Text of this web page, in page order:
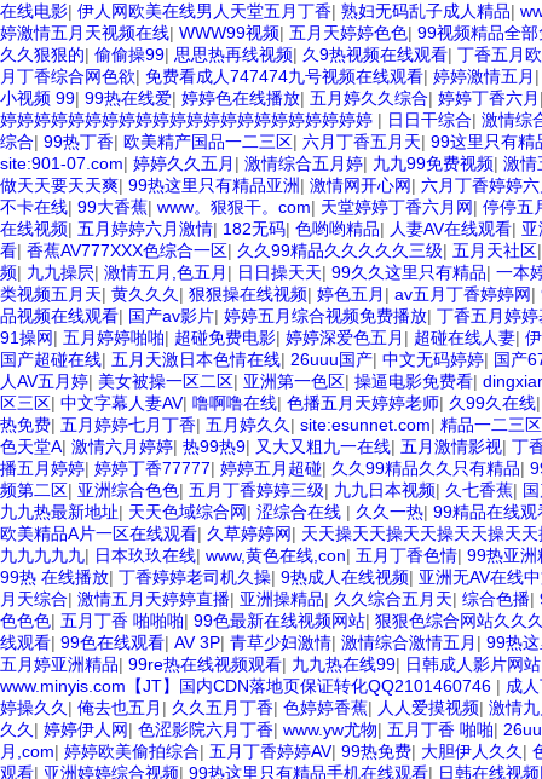
在线电影| 伊人网欧美在线男人天堂五月丁香| 熟妇无码乱子成人精品|
婷激情五月天视频在线| WWW99视频| 五月天婷婷色色| 99视频精品全
久久狠狠的| 偷偷操99| 思思热再线视频| 久9热视频在线观看| 丁香五月
月丁香综合网色欲| 免费看成人747474九号视频在线观看| 婷婷激情五月
小视频 99| 99热在线爱| 婷婷色在线播放| 五月婷久久综合| 婷婷丁香六月
婷婷婷婷婷婷婷婷婷婷婷婷婷婷婷婷婷婷婷婷婷婷 | 日日干综合| 激情综
综合| 99热丁香| 欧美精产国品一二三区| 六月丁香五月天| 99这里只有精
site:901-07.com| 婷婷久久五月 | 激情综合五月婷| 九九99免费视频| 激情
做天天要天天爽| 99热这里只有精品亚洲| 激情网开心网| 六月丁香婷婷
不卡在线| 99大香蕉| www。狠狠干。com| 天堂婷婷丁香六月网| 停停五
在线视频| 五月婷婷六月激情| 182无码| 色哟哟精品| 人妻AV在线观看|
看| 香蕉AV777XXX色综合一区| 久久99精品久久久久久三级| 五月天社区
频| 九九操屄| 激情五月,色五月 | 日日操天天| 99久久这里只有精品| 一本
类视频五月天| 黄久久久 | 狠狠操在线视频| 婷色五月 | av五月丁香婷婷网|
品视频在线观看| 国产av影片| 婷婷五月综合视频免费播放| 丁香五月婷婷
91操网| 五月婷婷啪啪| 超碰免费电影| 婷婷深爱色五月 | 超碰在线人妻|
国产超碰在线| 五月天激日本色情在线| 26uuu国产| 中文无码婷婷| 国产
人AV五月婷| 美女被操一区二区| 亚洲第一色区| 操逼电影免费看|
区三区| 中文字幕人妻AV| 噜啊噜在线| 色播五月天婷婷老师| 久99久在线
热免费| 五月婷婷七月丁香| 五月婷久久 | site:esunnet.com| 精品一二三
色天堂A| 激情六月婷婷| 热99热9| 又大又粗九一在线| 五月激情影视| 丁
播五月婷婷| 婷婷丁香77777| 婷婷五月超碰| 久久99精品久久只有精品|
频第二区| 亚洲综合色色| 五月丁香婷婷三级| 九九日本视频| 久七香蕉|
九九热最新地址| 天天色域综合网| 涩综合在线 | 久久一热| 99精品在线观
欧美精品A片一区在线观看| 久草婷婷网| 天天操天天操天天操天天操天天
九九九九九| 日本玖玖在线| www,黄色在线,con| 五月丁香色情| 99热亚洲
99热 在线播放| 丁香婷婷老司机久操| 9热成人在线视频| 亚洲无AV在线
月天综合| 激情五月天婷婷直播| 亚洲操精品| 久久综合五月天| 综合色播|
色色色| 五月丁香 啪啪啪| 99色最新在线视频网站| 狠狠色综合网站久久
线观看| 99色在线观看| AV 3P| 青草少妇激情| 激情综合激情五月 | 99热
五月婷亚洲精品| 99re热在线视频观看| 九九热在线99| 日韩成人影片网站
www.minyis.com【JT】国内CDN落地页保证转化QQ2101460746 | 成
婷操久久 | 俺去也五月 | 久久五月丁香| 色婷婷香蕉| 人人爱摸视频| 激情
久久 | 婷婷伊人网| 色涩影院六月丁香| www.yw尤物| 五月丁香 啪啪|
月,com| 婷婷欧美偷拍综合| 五月丁香婷婷AV| 99热免费| 大胆伊人久久 |
观看| 亚洲婷婷综合视频| 99热这里只有精品手机在线观看| 日韩在线视